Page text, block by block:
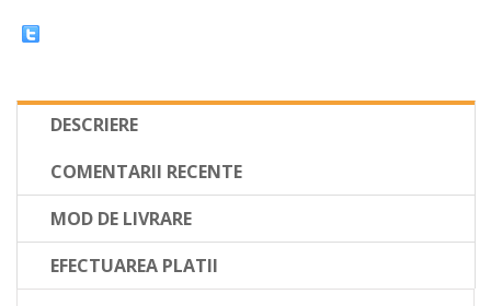
DESCRIERE
COMENTARII RECENTE
MOD DE LIVRARE
EFECTUAREA PLATII